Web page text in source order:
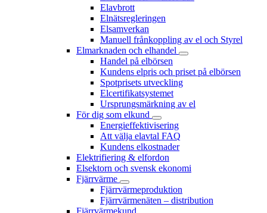
Elavbrott
Elnätsregleringen
Elsamverkan
Manuell frånkoppling av el och Styrel
Elmarknaden och elhandel
Handel på elbörsen
Kundens elpris och priset på elbörsen
Spotprisets utveckling
Elcertifikatsystemet
Ursprungsmärkning av el
För dig som elkund
Energieffektivisering
Att välja elavtal FAQ
Kundens elkostnader
Elektrifiering & elfordon
Elsektorn och svensk ekonomi
Fjärrvärme
Fjärrvärmeproduktion
Fjärrvärmenäten – distribution